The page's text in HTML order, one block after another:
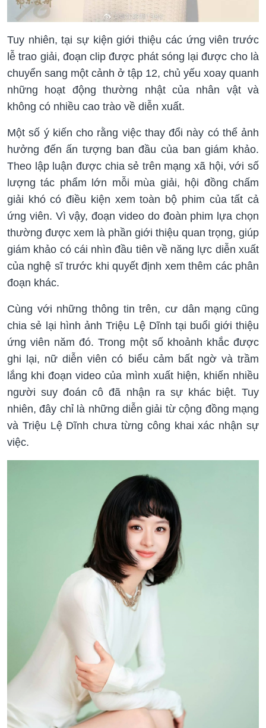
Tuy nhiên, tại sự kiện giới thiệu các ứng viên trước
lễ trao giải, đoạn clip được phát sóng lại được cho là
chuyển sang một cảnh ở tập 12, chủ yếu xoay quanh
những hoạt động thường nhật của nhân vật và
không có nhiều cao trào về diễn xuất.
Một số ý kiến cho rằng việc thay đổi này có thể ảnh
hưởng đến ấn tượng ban đầu của ban giám khảo.
Theo lập luận được chia sẻ trên mạng xã hội, với số
lượng tác phẩm lớn mỗi mùa giải, hội đồng chấm
giải khó có điều kiện xem toàn bộ phim của tất cả
ứng viên. Vì vậy, đoạn video do đoàn phim lựa chọn
thường được xem là phần giới thiệu quan trọng, giúp
giám khảo có cái nhìn đầu tiên về năng lực diễn xuất
của nghệ sĩ trước khi quyết định xem thêm các phân
đoạn khác.
Cùng với những thông tin trên, cư dân mạng cũng
chia sẻ lại hình ảnh Triệu Lệ Dĩnh tại buổi giới thiệu
ứng viên năm đó. Trong một số khoảnh khắc được
ghi lại, nữ diễn viên có biểu cảm bất ngờ và trầm
lắng khi đoạn video của mình xuất hiện, khiến nhiều
người suy đoán cô đã nhận ra sự khác biệt. Tuy
nhiên, đây chỉ là những diễn giải từ cộng đồng mạng
và Triệu Lệ Dĩnh chưa từng công khai xác nhận sự
việc.